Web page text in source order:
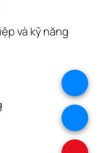
và kỹ năng